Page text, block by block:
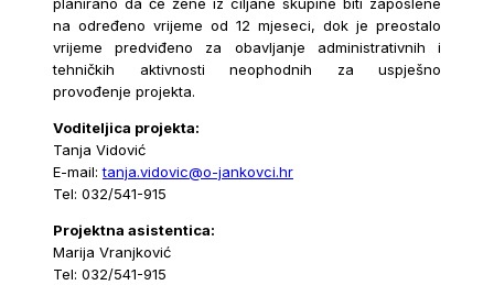
planirano da će žene iz ciljane skupine biti zaposlene
na određeno vrijeme od 12 mjeseci, dok je preostalo
vrijeme predviđeno za obavljanje administrativnih i
tehničkih aktivnosti neophodnih za uspješno
provođenje projekta.
Voditeljica projekta:
Tanja Vidović
E-mail:tanja.vidovic@o-jankovci.hr
Tel: 032/541-915
Projektna asistentica:
Marija Vranjković
Tel: 032/541-915